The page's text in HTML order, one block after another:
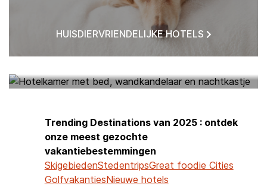
HUISDIERVRIENDELIJKE HOTELS
Trending Destinations van 2025 : ontdek
onze meest gezochte
vakantiebestemmingen
SkigebiedenStedentripsGreat foodie Cities
GolfvakantiesNieuwe hotels